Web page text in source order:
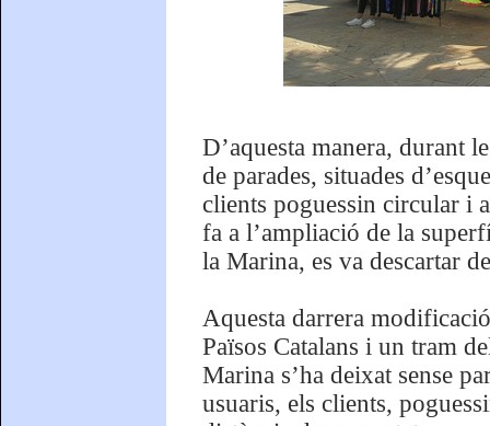
D’aquesta manera, durant
de parades, situades
clients poguessin circular i
fa a l’ampliació de la
la Marina, es va descartar
Aquesta darrera
Països Catalans i un tram
Marina s’ha deixat sense
usuaris, els clients,